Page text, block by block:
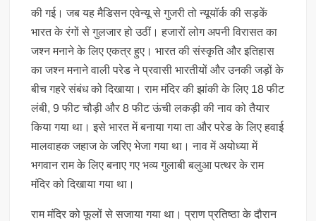
की गई। जब यह मैडिसन एवेन्यू से गुजरी तो न्यूयॉर्क की सड़कें
भारत के रंगों से गुलजार हो उठीं। हजारों लोग अपनी विरासत का
जश्न मनाने के लिए एकत्र हुए। भारत की संस्कृति और इतिहास
का जश्न मनाने वाली परेड ने प्रवासी भारतीयों और उनकी जड़ों के
बीच गहरे संबंध को दिखाया। राम मंदिर की झांकी के लिए 18 फीट
लंबी, 9 फीट चौड़ी और 8 फीट ऊंची लकड़ी की नाव को तैयार
किया गया था। इसे भारत में बनाया गया ता और परेड के लिए हवाई
मालवाहक जहाज के जरिए भेजा गया था। नाव में अयोध्या में
भगवान राम के लिए बनाए गए भव्य गुलाबी बलुआ पत्थर के राम
मंदिर को दिखाया गया था।
राम मंदिर को फूलों से सजाया गया था। प्राण प्रतिष्ठा के दौरान